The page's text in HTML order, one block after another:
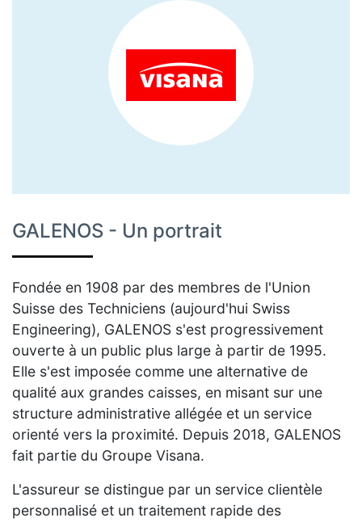
GALENOS - Un portrait
Fondée en 1908 par des membres de l'Union
Suisse des Techniciens (aujourd'hui Swiss
Engineering), GALENOS s'est progressivement
ouverte à un public plus large à partir de 1995.
Elle s'est imposée comme une alternative de
qualité aux grandes caisses, en misant sur une
structure administrative allégée et un service
orienté vers la proximité. Depuis 2018, GALENOS
fait partie du Groupe Visana.
L'assureur se distingue par un service clientèle
personnalisé et un traitement rapide des